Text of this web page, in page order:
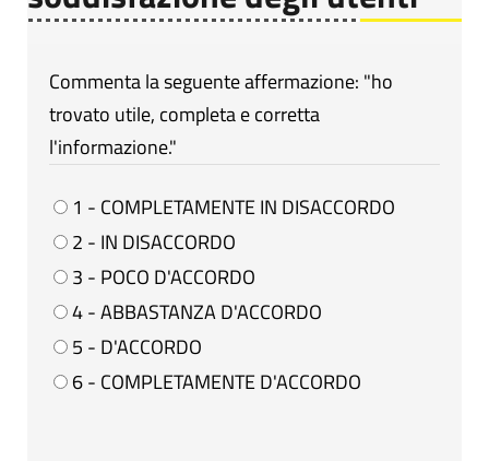
Commenta la seguente affermazione: "ho
trovato utile, completa e corretta
l'informazione."
1 - COMPLETAMENTE IN DISACCORDO
2 - IN DISACCORDO
3 - POCO D'ACCORDO
4 - ABBASTANZA D'ACCORDO
5 - D'ACCORDO
6 - COMPLETAMENTE D'ACCORDO